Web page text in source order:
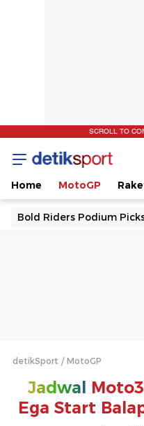
SCROLL TO
Home MotoGP
Bold Riders Podium
detikSport MotoGP
Jadwal
Ega Start